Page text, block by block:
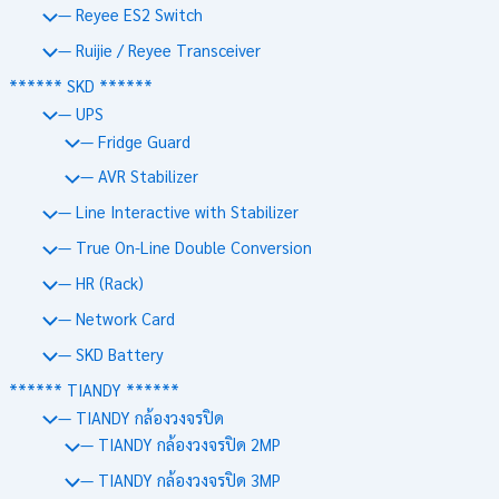
— Reyee ES2 Switch
— Ruijie / Reyee Transceiver
****** SKD ******
— UPS
— Fridge Guard
— AVR Stabilizer
— Line Interactive with Stabilizer
— True On-Line Double Conversion
— HR (Rack)
— Network Card
— SKD Battery
****** TIANDY ******
— TIANDY กล้องวงจรปิด
— TIANDY กล้องวงจรปิด 2MP
— TIANDY กล้องวงจรปิด 3MP